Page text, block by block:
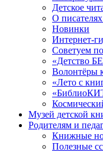
Детское
О
Новинки
Интернет-
Советуем
«Детство
Волонтёры
«Лето с
Музей детской
Родителям и
Книжные
Полезные